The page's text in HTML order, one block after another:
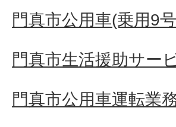
門真市公用車(乗用9
門真市生活援助サー
門真市公用車運転業